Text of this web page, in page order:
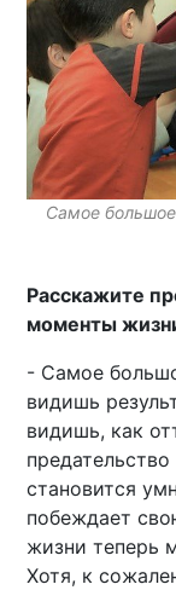
Самое
Расскажите
моменты
- Самое
видишь
видишь, как
становится
побеждает
жизни теперь
Хотя, к